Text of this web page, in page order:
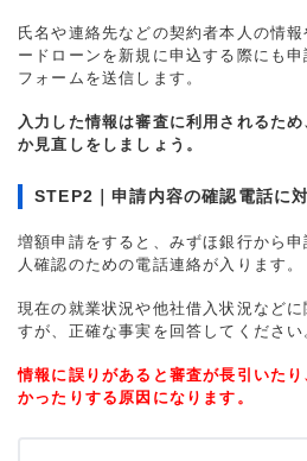
氏名や連絡先などの契約者本人の情
ードローンを新規に申込する際にも申
フォームを送信します。
入力した情報は審査に利用されるた
か見直しをしましょう。
STEP2｜申請内容の確認電話に
増額申請をすると、みずほ銀行から
人確認のための電話連絡が入ります。
現在の就業状況や他社借入状況など
すが、正確な事実を回答してください
情報に誤りがあると審査が長引いた
かったりする原因になります。